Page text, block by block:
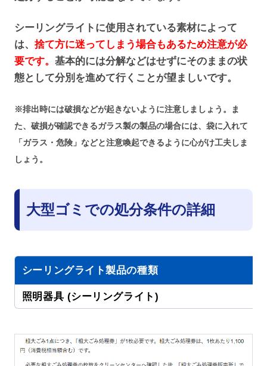
シーリングライトに使用されている素材によって
は、 捨て方に迷ってしまう場合もあるため注意が必
要です。 基本的には分解などはせずにそのままの状
態として分別を進めて行くことが望ましいです。
※排出時には破損などが起きないように注意しましょう。ま
た、破損が確認できるガラス製の製品の場合には、袋に入れて
「ガラス・危険」などと注意喚起できるように心がけ工夫しま
しょう。
大型ゴミでの処分条件の詳細
シーリングライト製品の種類
照明器具 (シーリングライト)